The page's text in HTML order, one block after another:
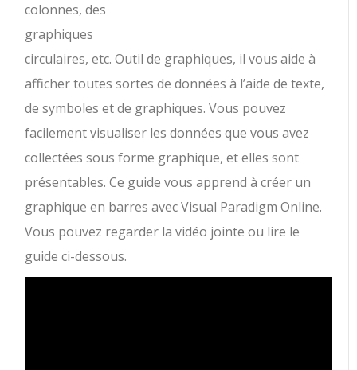
colonnes, des
graphiques
circulaires, etc. Outil de graphiques, il vous aide à
afficher toutes sortes de données à l’aide de texte,
de symboles et de graphiques. Vous pouvez
facilement visualiser les données que vous avez
collectées sous forme graphique, et elles sont
présentables. Ce guide vous apprend à créer un
graphique en barres avec Visual Paradigm Online.
Vous pouvez regarder la vidéo jointe ou lire le
guide ci-dessous.